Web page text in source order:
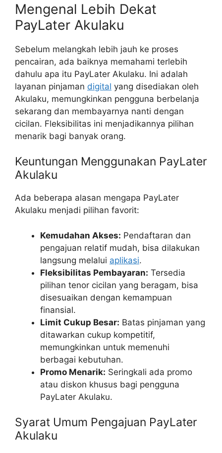
Mengenal Lebih Dekat
PayLater Akulaku
Sebelum melangkah lebih jauh ke proses
pencairan, ada baiknya memahami terlebih
dahulu apa itu PayLater Akulaku. Ini adalah
layanan pinjaman digital yang disediakan oleh
Akulaku, memungkinkan pengguna berbelanja
sekarang dan membayarnya nanti dengan
cicilan. Fleksibilitas ini menjadikannya pilihan
menarik bagi banyak orang.
Keuntungan Menggunakan PayLater
Akulaku
Ada beberapa alasan mengapa PayLater
Akulaku menjadi pilihan favorit:
Kemudahan Akses: Pendaftaran dan
pengajuan relatif mudah, bisa dilakukan
langsung melalui aplikasi.
Fleksibilitas Pembayaran: Tersedia
pilihan tenor cicilan yang beragam, bisa
disesuaikan dengan kemampuan
finansial.
Limit Cukup Besar: Batas pinjaman yang
ditawarkan cukup kompetitif,
memungkinkan untuk memenuhi
berbagai kebutuhan.
Promo Menarik: Seringkali ada promo
atau diskon khusus bagi pengguna
PayLater Akulaku.
Syarat Umum Pengajuan PayLater
Akulaku